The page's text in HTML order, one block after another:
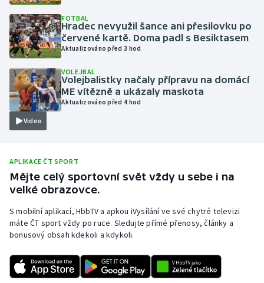
Moderní pětiboj
Motorsport
Parasport
Plavání
Ragby
Rychlobruslení
Rychlostní kanoistika
Short track
FOTBAL
Hradec nevyužil šance ani přesilovku po
červené kartě. Doma padl s Besiktasem
Aktualizováno před 3 hod
Video
VOLEJBAL
Volejbalistky načaly přípravu na domácí
ME vítězně a ukázaly maskota
Aktualizováno před 4 hod
APLIKACE ČT SPORT
Mějte celý sportovní svět vždy u sebe i na
velké obrazovce.
S mobilní aplikací, HbbTV a apkou iVysílání ve své chytré televizi
máte ČT sport vždy po ruce. Sledujte přímé přenosy, články a
bonusový obsah kdekoli a kdykoli.